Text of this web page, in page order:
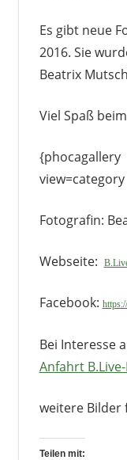
Es gibt neue
2016. Sie
Beatrix
Viel Spaß
{phocagallery
Fotografin:
Webseite:
Facebook:
Bei Interesse
Anfahrt
weitere Bilder
Teilen mit: